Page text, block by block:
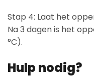
Stap 4: Laat het
Na 3 dagen is het
°C).
Hulp nodig?